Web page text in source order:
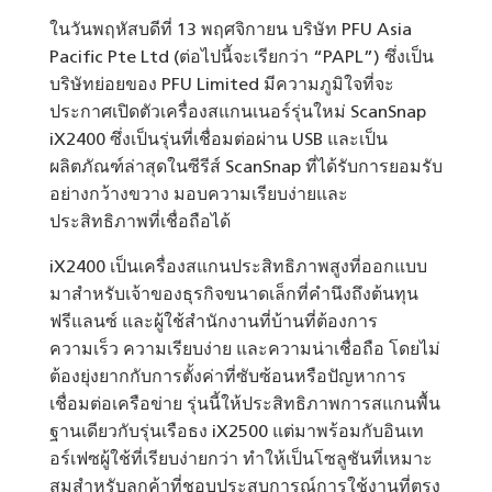
ในวันพฤหัสบดีที่ 13 พฤศจิกายน บริษัท PFU Asia
Pacific Pte Ltd (ต่อไปนี้จะเรียกว่า “PAPL”) ซึ่งเป็น
บริษัทย่อยของ PFU Limited มีความภูมิใจที่จะ
ประกาศเปิดตัวเครื่องสแกนเนอร์รุ่นใหม่ ScanSnap
iX2400 ซึ่งเป็นรุ่นที่เชื่อมต่อผ่าน USB และเป็น
ผลิตภัณฑ์ล่าสุดในซีรีส์ ScanSnap ที่ได้รับการยอมรับ
อย่างกว้างขวาง มอบความเรียบง่ายและ
ประสิทธิภาพที่เชื่อถือได้
iX2400 เป็นเครื่องสแกนประสิทธิภาพสูงที่ออกแบบ
มาสำหรับเจ้าของธุรกิจขนาดเล็กที่คำนึงถึงต้นทุน
ฟรีแลนซ์ และผู้ใช้สำนักงานที่บ้านที่ต้องการ
ความเร็ว ความเรียบง่าย และความน่าเชื่อถือ โดยไม่
ต้องยุ่งยากกับการตั้งค่าที่ซับซ้อนหรือปัญหาการ
เชื่อมต่อเครือข่าย รุ่นนี้ให้ประสิทธิภาพการสแกนพื้น
ฐานเดียวกับรุ่นเรือธง iX2500 แต่มาพร้อมกับอินเท
อร์เฟซผู้ใช้ที่เรียบง่ายกว่า ทำให้เป็นโซลูชันที่เหมาะ
สมสำหรับลูกค้าที่ชอบประสบการณ์การใช้งานที่ตรง